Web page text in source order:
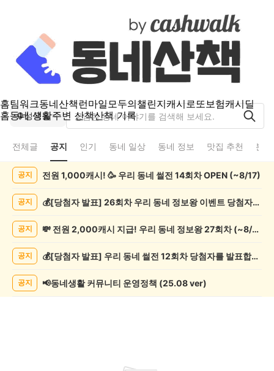
홈팀워크동네산책런마일모두의챌린지캐시로또보험캐시딜
홈동네 생활주변 산책산책 기록
성곡동
전체글 공지 인기 동네 일상 동네 정보 맛집 추천 분
공지 전원 1,000캐시! 🥳 우리 동네 썰전 14회차 OPEN (~8/17)
공지 💰[당첨자 발표] 26회차 우리 동네 정보왕 이벤트 당첨자를 발표합니다!
공지 💸 전원 2,000캐시 지급! 우리 동네 정보왕 27회차 (~8/10)
공지 💰[당첨자 발표] 우리 동네 썰전 12회차 당첨자를 발표합니다!
공지 📢동네생활 커뮤니티 운영정책 (25.08 ver)